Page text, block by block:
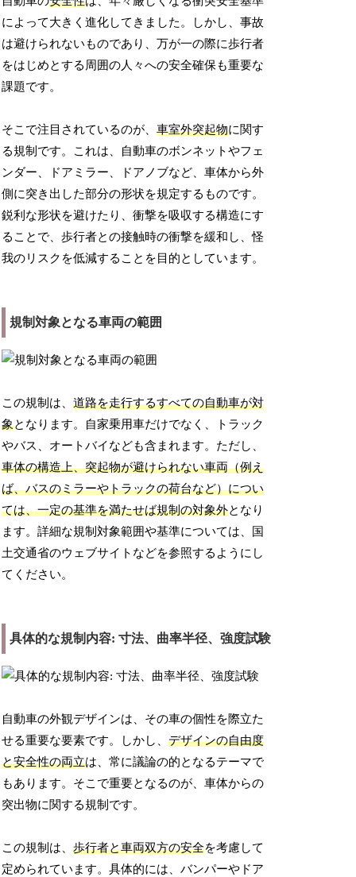
によって大きく進化してきました。しかし、事故
は避けられないものであり、万が一の際に歩行者
をはじめとする周囲の人々への安全確保も重要な
課題です。
そこで注目されているのが、車室外突起物に関す
る規制です。これは、自動車のボンネットやフェ
ンダー、ドアミラー、ドアノブなど、車体から外
側に突き出した部分の形状を規定するものです。
鋭利な形状を避けたり、衝撃を吸収する構造にす
ることで、歩行者との接触時の衝撃を緩和し、怪
我のリスクを低減することを目的としています。
規制対象となる車両の範囲
この規制は、道路を走行するすべての自動車が対
象となります。自家乗用車だけでなく、トラック
やバス、オートバイなども含まれます。ただし、
車体の構造上、突起物が避けられない車両（例え
ば、バスのミラーやトラックの荷台など）につい
ては、一定の基準を満たせば規制の対象外となり
ます。詳細な規制対象範囲や基準については、国
土交通省のウェブサイトなどを参照するようにし
てください。
具体的な規制内容: 寸法、曲率半径、強度試験
自動車の外観デザインは、その車の個性を際立た
せる重要な要素です。しかし、デザインの自由度
と安全性の両立は、常に議論の的となるテーマで
もあります。そこで重要となるのが、車体からの
突出物に関する規制です。
この規制は、歩行者と車両双方の安全を考慮して
定められています。具体的には、バンパーやドア